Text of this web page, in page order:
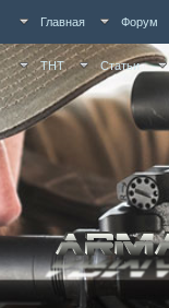
Главная Форум
ТНТ Статьи